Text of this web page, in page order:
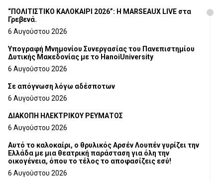
“ΠΟΛΙΤΙΣΤΙΚΟ ΚΑΛΟΚΑΙΡΙ 2026”: Η MARSEAUX LIVE στα
Γρεβενά.
6 Αυγούστου 2026
Υπογραφή Μνημονίου Συνεργασίας του Πανεπιστημίου
Δυτικής Μακεδονίας με το HanoiUniversity
6 Αυγούστου 2026
Σε απόγνωση λόγω αδέσποτων
6 Αυγούστου 2026
ΔΙΑΚΟΠΗ ΗΛΕΚΤΡΙΚΟΥ ΡΕΥΜΑΤΟΣ
6 Αυγούστου 2026
Αυτό το καλοκαίρι, ο θρυλικός Αρσέν Λουπέν γυρίζει την
Ελλάδα με μια θεατρική παράσταση για όλη την
οικογένεια, όπου το τέλος το αποφασίζεις εσύ!
6 Αυγούστου 2026